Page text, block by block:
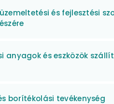
és fejlesztési
anyagok és eszközök
borítékolási tevékenység